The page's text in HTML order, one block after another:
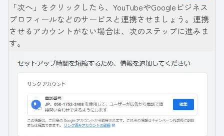
「次へ」をクリックしたら、YouTubeやGoogleビジネス
プロフィールなどのサービスと連携させましょう。連携
させるアカウントがない場合は、次のステップに進みま
す。